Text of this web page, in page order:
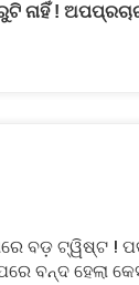
ନାହିଁ !
ବଡ଼ ଟ୍ୱିଷ୍ଟ !
ବନ୍ଦ ହେଲା